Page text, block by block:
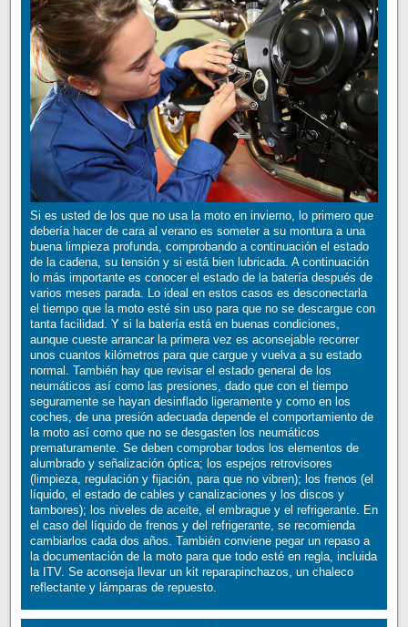
Si es usted de los que no usa la moto en invierno, lo primero que
debería hacer de cara al verano es someter a su montura a una
buena limpieza profunda, comprobando a continuación el estado
de la cadena, su tensión y si está bien lubricada. A continuación
lo más importante es conocer el estado de la batería después de
varios meses parada. Lo ideal en estos casos es desconectarla
el tiempo que la moto esté sin uso para que no se descargue con
tanta facilidad. Y si la batería está en buenas condiciones,
aunque cueste arrancar la primera vez es aconsejable recorrer
unos cuantos kilómetros para que cargue y vuelva a su estado
normal. También hay que revisar el estado general de los
neumáticos así como las presiones, dado que con el tiempo
seguramente se hayan desinflado ligeramente y como en los
coches, de una presión adecuada depende el comportamiento de
la moto así como que no se desgasten los neumáticos
prematuramente. Se deben comprobar todos los elementos de
alumbrado y señalización óptica; los espejos retrovisores
(limpieza, regulación y fijación, para que no vibren); los frenos (el
líquido, el estado de cables y canalizaciones y los discos y
tambores); los niveles de aceite, el embrague y el refrigerante. En
el caso del líquido de frenos y del refrigerante, se recomienda
cambiarlos cada dos años. También conviene pegar un repaso a
la documentación de la moto para que todo esté en regla, incluida
la ITV. Se aconseja llevar un kit reparapinchazos, un chaleco
reflectante y lámparas de repuesto.